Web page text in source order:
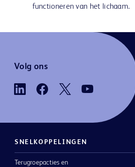
functioneren van het lichaam.
Volg ons
SNELKOPPELINGEN
Terugroepacties en